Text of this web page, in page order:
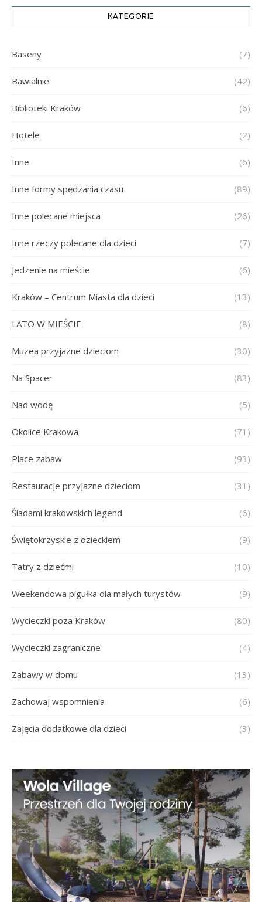
KATEGORIE
Baseny (7)
Bawialnie (42)
Biblioteki Kraków (6)
Hotele (2)
Inne (6)
Inne formy spędzania czasu (89)
Inne polecane miejsca (26)
Inne rzeczy polecane dla dzieci (7)
Jedzenie na mieście (6)
Kraków – Centrum Miasta dla dzieci (13)
LATO W MIEŚCIE (8)
Muzea przyjazne dzieciom (30)
Na Spacer (83)
Nad wodę (5)
Okolice Krakowa (71)
Place zabaw (93)
Restauracje przyjazne dzieciom (31)
Śladami krakowskich legend (6)
Świętokrzyskie z dzieckiem (9)
Tatry z dziećmi (10)
Weekendowa pigułka dla małych turystów (9)
Wycieczki poza Kraków (80)
Wycieczki zagraniczne (4)
Zabawy w domu (13)
Zachowaj wspomnienia (6)
Zajęcia dodatkowe dla dzieci (3)